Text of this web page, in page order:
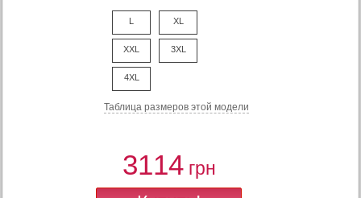
L XL
XXL 3XL
4XL
Таблица размеров этой модели
3114грн